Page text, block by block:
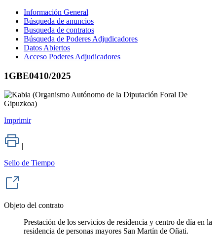
Información General
Búsqueda de anuncios
Busqueda de contratos
Búsqueda de Poderes Adjudicadores
Datos Abiertos
Acceso Poderes Adjudicadores
1GBE0410/2025
Imprimir
|
Sello de Tiempo
Objeto del contrato
Prestación de los servicios de residencia y centro de día en la
residencia de personas mayores San Martín de Oñati.